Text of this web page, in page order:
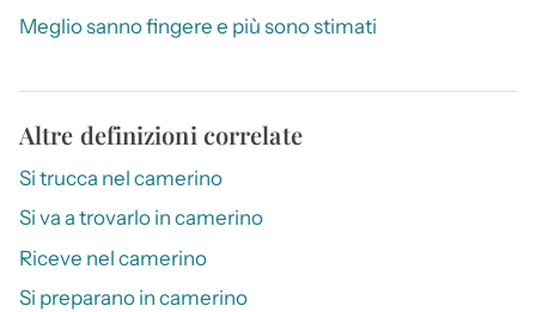
Meglio sanno fingere e più sono stimati
Altre definizioni correlate
Si trucca nel camerino
Si va a trovarlo in camerino
Riceve nel camerino
Si preparano in camerino